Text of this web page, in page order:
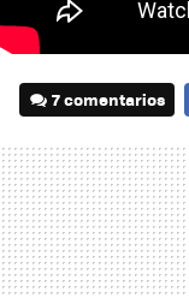
7 comentarios